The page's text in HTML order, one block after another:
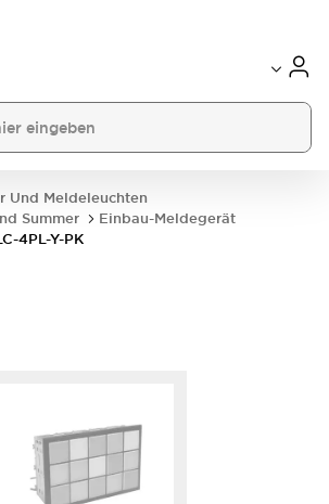
Und Meldeleuchten
Summer
Einbau-Meldegerät
4PL-Y-PK